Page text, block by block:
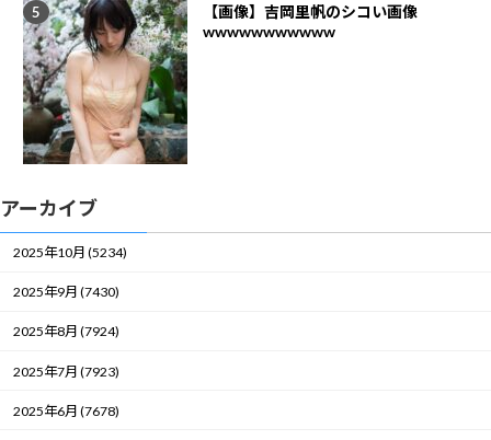
【画像】吉岡里帆のシコい画像
wwwwwwwwwww
アーカイブ
2025年10月 (5234)
2025年9月 (7430)
2025年8月 (7924)
2025年7月 (7923)
2025年6月 (7678)